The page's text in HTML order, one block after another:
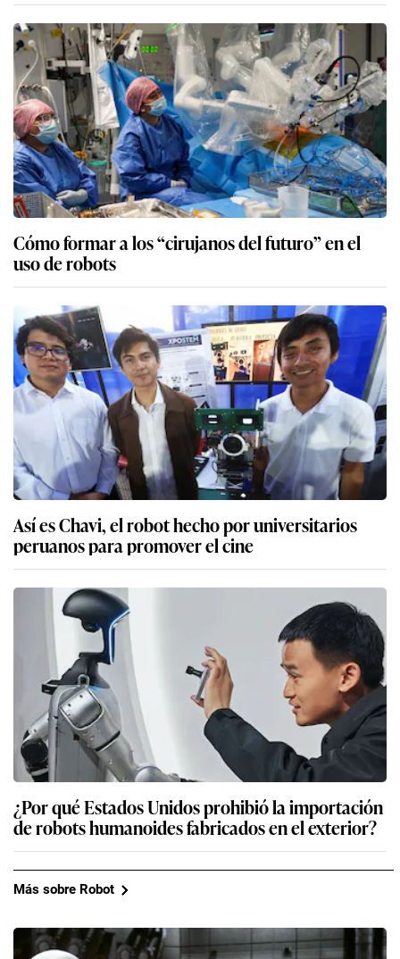
Cómo formar a los “cirujanos del futuro” en el
uso de robots
Así es Chavi, el robot hecho por universitarios
peruanos para promover el cine
¿Por qué Estados Unidos prohibió la importación
de robots humanoides fabricados en el exterior?
Más sobre Robot